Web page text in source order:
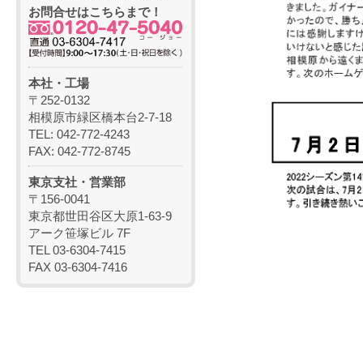
お問合せはこちらまで！
本社・工場
〒252-0132
相模原市緑区橋本台2-7-18
TEL: 042-772-4243
FAX: 042-772-8745
東京支社・営業部
〒156-0041
東京都世田谷区大原1-63-9
アーク笹塚ビル 7F
TEL 03-6304-7415
FAX 03-6304-7416